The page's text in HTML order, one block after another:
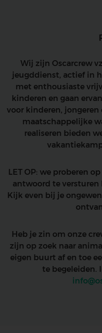
Wij zijn Oscarcrew
jeugddienst, actief in
met enthousiaste
kinderen en gaan
voor kinderen,
maatschappelijke
realiseren bieden
LET OP: we proberen
antwoord te versturen
Kijk even bij je
Heb je zin om onze
zijn op zoek naar
eigen buurt af en toe
te begeleiden.